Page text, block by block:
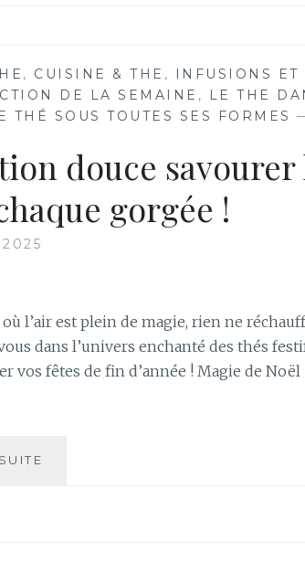
, CUISINE & THE ,
INFUSIONS ET
DE LA SEMAINE ,
LE THE
THÉ SOUS TOUTES SES FORMES
douce savourer
gorgée !
l’air est plein de magie, rien ne
dans l’univers enchanté des thés
fêtes de fin d’année ! Magie de